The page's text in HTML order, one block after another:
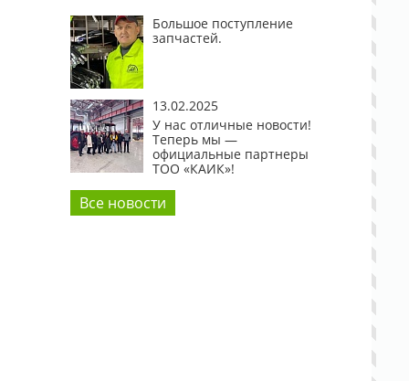
Большое поступление
запчастей.
13.02.2025
У нас отличные новости!
Теперь мы —
официальные партнеры
ТОО «КАИК»!
Все новости